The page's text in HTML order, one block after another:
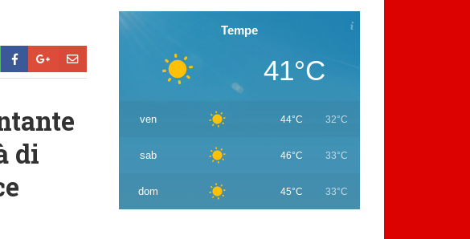
di
Tempe
41°C
ven 44°C 32°C
sab 46°C 33°C
dom 45°C 33°C